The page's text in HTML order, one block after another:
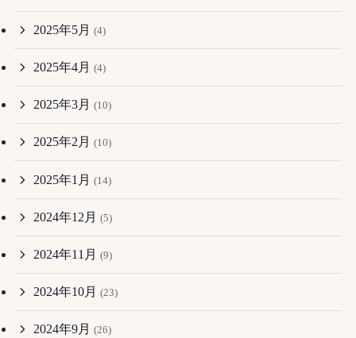
2025年5月 (4)
2025年4月 (4)
2025年3月 (10)
2025年2月 (10)
2025年1月 (14)
2024年12月 (5)
2024年11月 (9)
2024年10月 (23)
2024年9月 (26)